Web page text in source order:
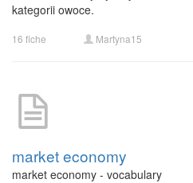
kategorii owoce.
16 fiche Martyna15
market economy
market economy - vocabulary